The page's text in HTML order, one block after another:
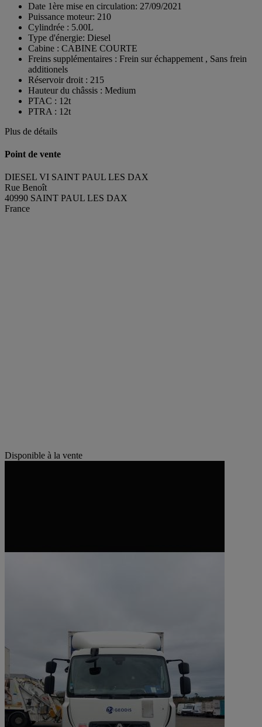
Date 1ère mise en circulation: 27/09/2021
Puissance moteur: 210
Cylindrée : 5.00L
Type d'énergie: Diesel
Cabine : CABINE COURTE
Freins supplémentaires : Frein sur échappement , Sans frein
additionels
Réservoir droit : 215
Hauteur du châssis : Medium
PTAC : 12t
PTRA : 12t
Plus de détails
Point de vente
DIESEL VI SAINT PAUL LES DAX
Rue Benoît
40990 SAINT PAUL LES DAX
France
Disponible à la vente